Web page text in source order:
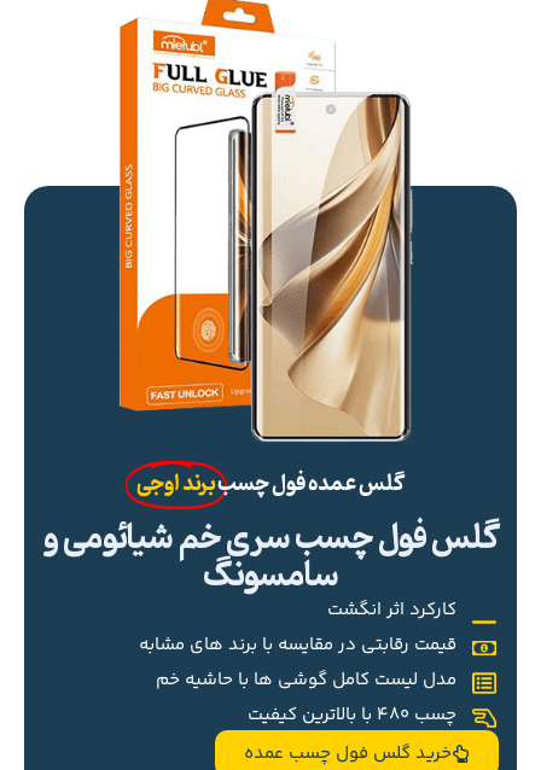
گلس عمده فول چسببرند اوجی
گلس فول چسب سری خم شیائومی و
سامسونگ
کارکرد اثر انگشت
قیمت رقابتی در مقایسه با برند های مشابه
مدل لیست کامل گوشی ها با حاشیه خم
چسب 480 با بالاترین کیفیت
خرید گلس فول چسب عمده